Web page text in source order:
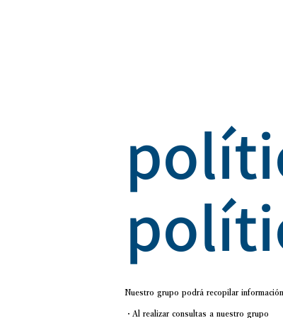
Nuestro grupo podrá recopilar
・Al realizar consultas a nuestro grupo